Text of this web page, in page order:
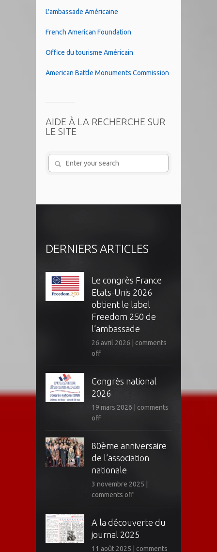
L'ambassade Américaine
French American Foundation
Office du tourisme Américain
American Battle Monuments Commission
AIDE À LA RECHERCHE SUR
LE SITE
DERNIERS ARTICLES
Le congrès France
Etats-Unis 2026
obtient le label
Freedom 250 de
l’ambassade
26 avril 2026
comments
off
Congrès national
2026
19 mars 2026
comments
off
80ème anniversaire
de l’association
nationale
3 novembre 2025
comments off
A la découverte du
journal 2025
11 août 2025 comments